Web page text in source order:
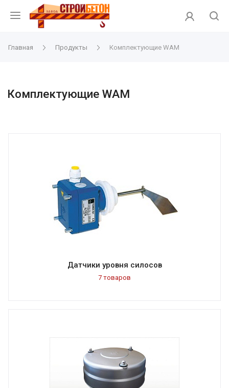
Главная Продукты Комплектующие WAM
Комплектующие WAM
Датчики уровня силосов
7 товаров